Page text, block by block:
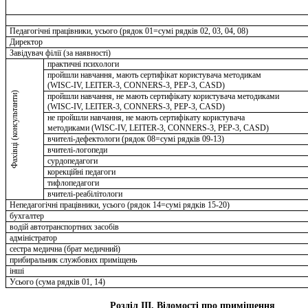
Педагогічні працівники, усього (рядок 01=сумі рядків 02, 03, 04, 08)
Директор
Завідувач філії (за наявності)
Фахівці (консультанти)
практичні психологи
пройшли навчання, мають сертифікат користувача методикам
(WISC-IV, LEITER-3, CONNERS-3, РЕР-3, CASD)
пройшли навчання, не мають сертифікату користувача методиками
(WISC-IV, LEITER-3, CONNERS-3, РЕР-3, CASD)
не пройшли навчання, не мають сертифікату користувача
методиками (WISC-IV, LEITER-3, CONNERS-3, РЕР-3, CASD)
вчителі-дефектологи (рядок 08=сумі рядків 09-13)
вчителі-логопеди
сурдопедагоги
корекційні педагоги
тифлопедагоги
вчителі-реабілітологи
Непедагогічні працівники, усього (рядок 14=сумі рядків 15-20)
бухгалтер
водій автотранспортних засобів
адміністратор
сестра медична (брат медичний)
прибиральник службових приміщень
інші
Усього (сума рядків 01, 14)
Розділ III. Відомості про приміщення